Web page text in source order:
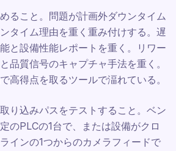
ること。問題が計画外ダウンタイム
タイム理由を重く重み付けする。遅
と設備性能レポートを重く。リワー
品質信号のキャプチャ手法を重く。
高得点を取るツールで湢れている。
り込みパスをテストすること。ベン
のPLCの1台で、または設備がクロ
インの1つからのカメラフィードで